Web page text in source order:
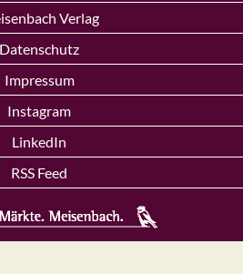
Verlag
Datenschutz
Impressum
Instagram
LinkedIn
RSS Feed